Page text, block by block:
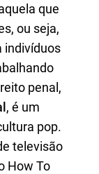
que
ou seja,
indivíduos
penal,
, é um
pop.
televisão
How To